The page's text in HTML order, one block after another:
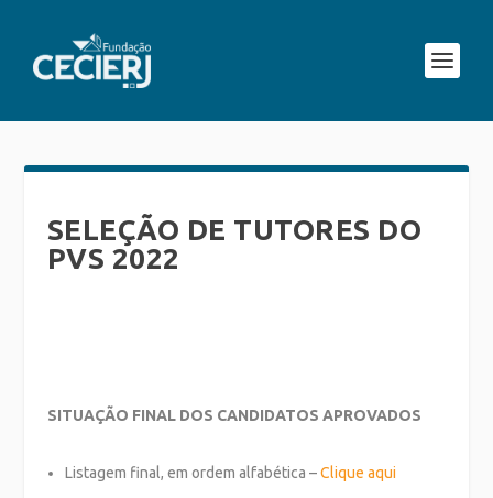
SELEÇÃO DE TUTORES DO
PVS 2022
SITUAÇÃO FINAL DOS CANDIDATOS APROVADOS
Listagem final, em ordem alfabética –Clique aqui